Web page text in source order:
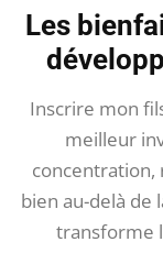
Les
Inscrire mon
meilleur
concentration,
bien au-delà de
transforme